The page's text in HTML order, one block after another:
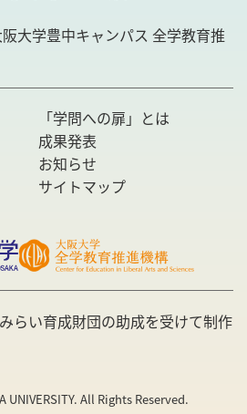
大学豊中キャンパス 全学教育推
「学問への扉」とは
成果発表
お知らせ
サイトマップ
らい育成財団の助成を受けて制作
All Rights Reserved.